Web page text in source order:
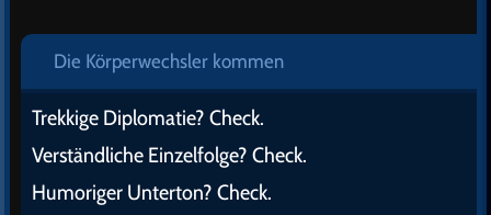
Die Körperwechsler kommen
Trekkige Diplomatie? Check.
Verständliche Einzelfolge? Check.
Humoriger Unterton? Check.